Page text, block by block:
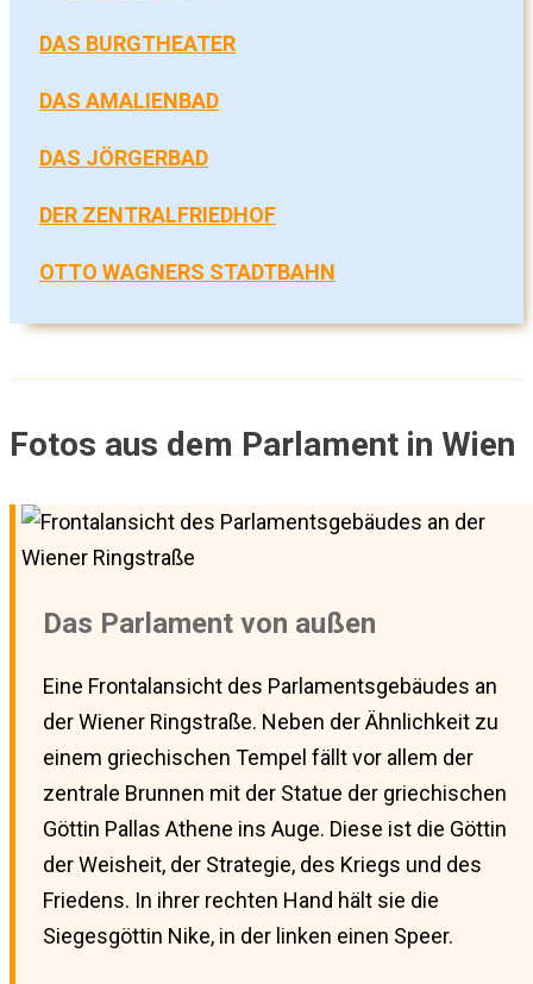
DAS BURGTHEATER
DAS AMALIENBAD
DAS JÖRGERBAD
DER ZENTRALFRIEDHOF
OTTO WAGNERS STADTBAHN
Fotos aus dem Parlament in Wien
Das Parlament von außen
Eine Frontalansicht des Parlamentsgebäudes an
der Wiener Ringstraße. Neben der Ähnlichkeit zu
einem griechischen Tempel fällt vor allem der
zentrale Brunnen mit der Statue der griechischen
Göttin Pallas Athene ins Auge. Diese ist die Göttin
der Weisheit, der Strategie, des Kriegs und des
Friedens. In ihrer rechten Hand hält sie die
Siegesgöttin Nike, in der linken einen Speer.